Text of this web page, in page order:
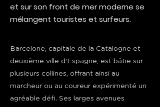
et sur son front de mer moderne se
mélangent touristes et surfeurs.
Barcelone, capitale de la Catalogne et
deuxième ville d'Espagne, est bâtie sur
plusieurs collines, offrant ainsi au
marcheur ou au coureur expérimenté un
agréable défi. Ses larges avenues